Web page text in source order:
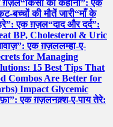
ग़ज़ल“किसी की कहानी”: एक
बच्चों की मौतें जारी“माँ के
एक ग़ज़ल“दाद और दर्द”:
BP, Cholesterol & Uric
एक ग़ज़ललम्हा-ए-
for Managing
15 Best Tips That
Combos Are Better for
Impact Glycemic
एक ग़ज़लनक़्श-ए-पाय तेरे: